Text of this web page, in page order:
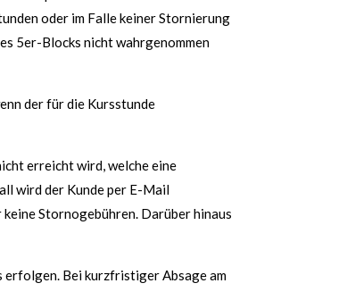
oder im Falle keiner Stornierung
5er-Blocks nicht wahrgenommen
der für die Kursstunde
erreicht wird, welche eine
wird der Kunde per E-Mail
Stornogebühren. Darüber hinaus
erfolgen. Bei kurzfristiger Absage am